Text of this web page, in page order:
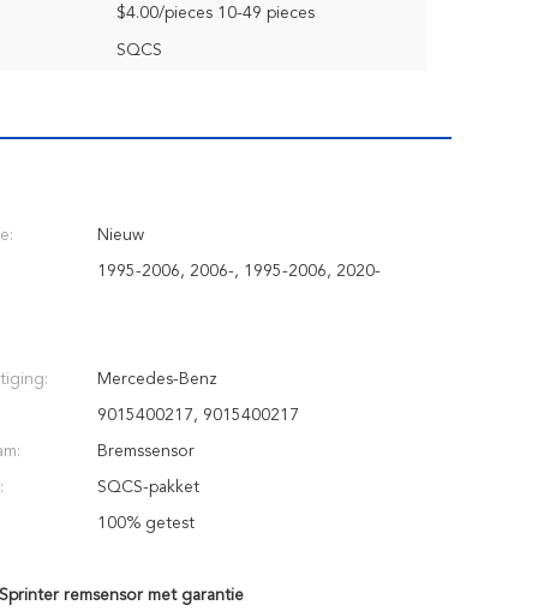
$4.00/pieces 10-49 pieces
SQCS
Nieuw
1995-2006, 2006-, 1995-2006, 2020-
Mercedes-Benz
9015400217, 9015400217
Bremssensor
SQCS-pakket
100% getest
remsensor met garantie